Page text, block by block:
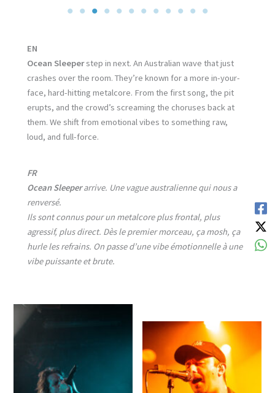
EN
Ocean Sleeperstep in next. An Australian wave that just
crashes over the room. They’re known for a more in-your-
face, hard-hitting metalcore. From the first song, the pit
erupts, and the crowd’s screaming the choruses back at
them. We shift from emotional vibes to something raw,
loud, and full-force.
FR
Ocean Sleeper arrive. Une vague australienne qui nous a
renversé.
Ils sont connus pour un metalcore plus frontal, plus
agressif, plus direct. Dès le premier morceau, ça mosh, ça
hurle les refrains. On passe d’une vibe émotionnelle à une
vibe puissante et brute.